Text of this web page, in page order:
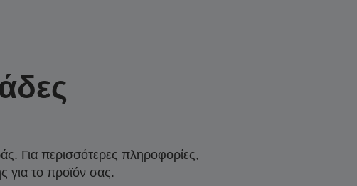
Για περισσότερες πληροφορίες,
για το προϊόν σας.